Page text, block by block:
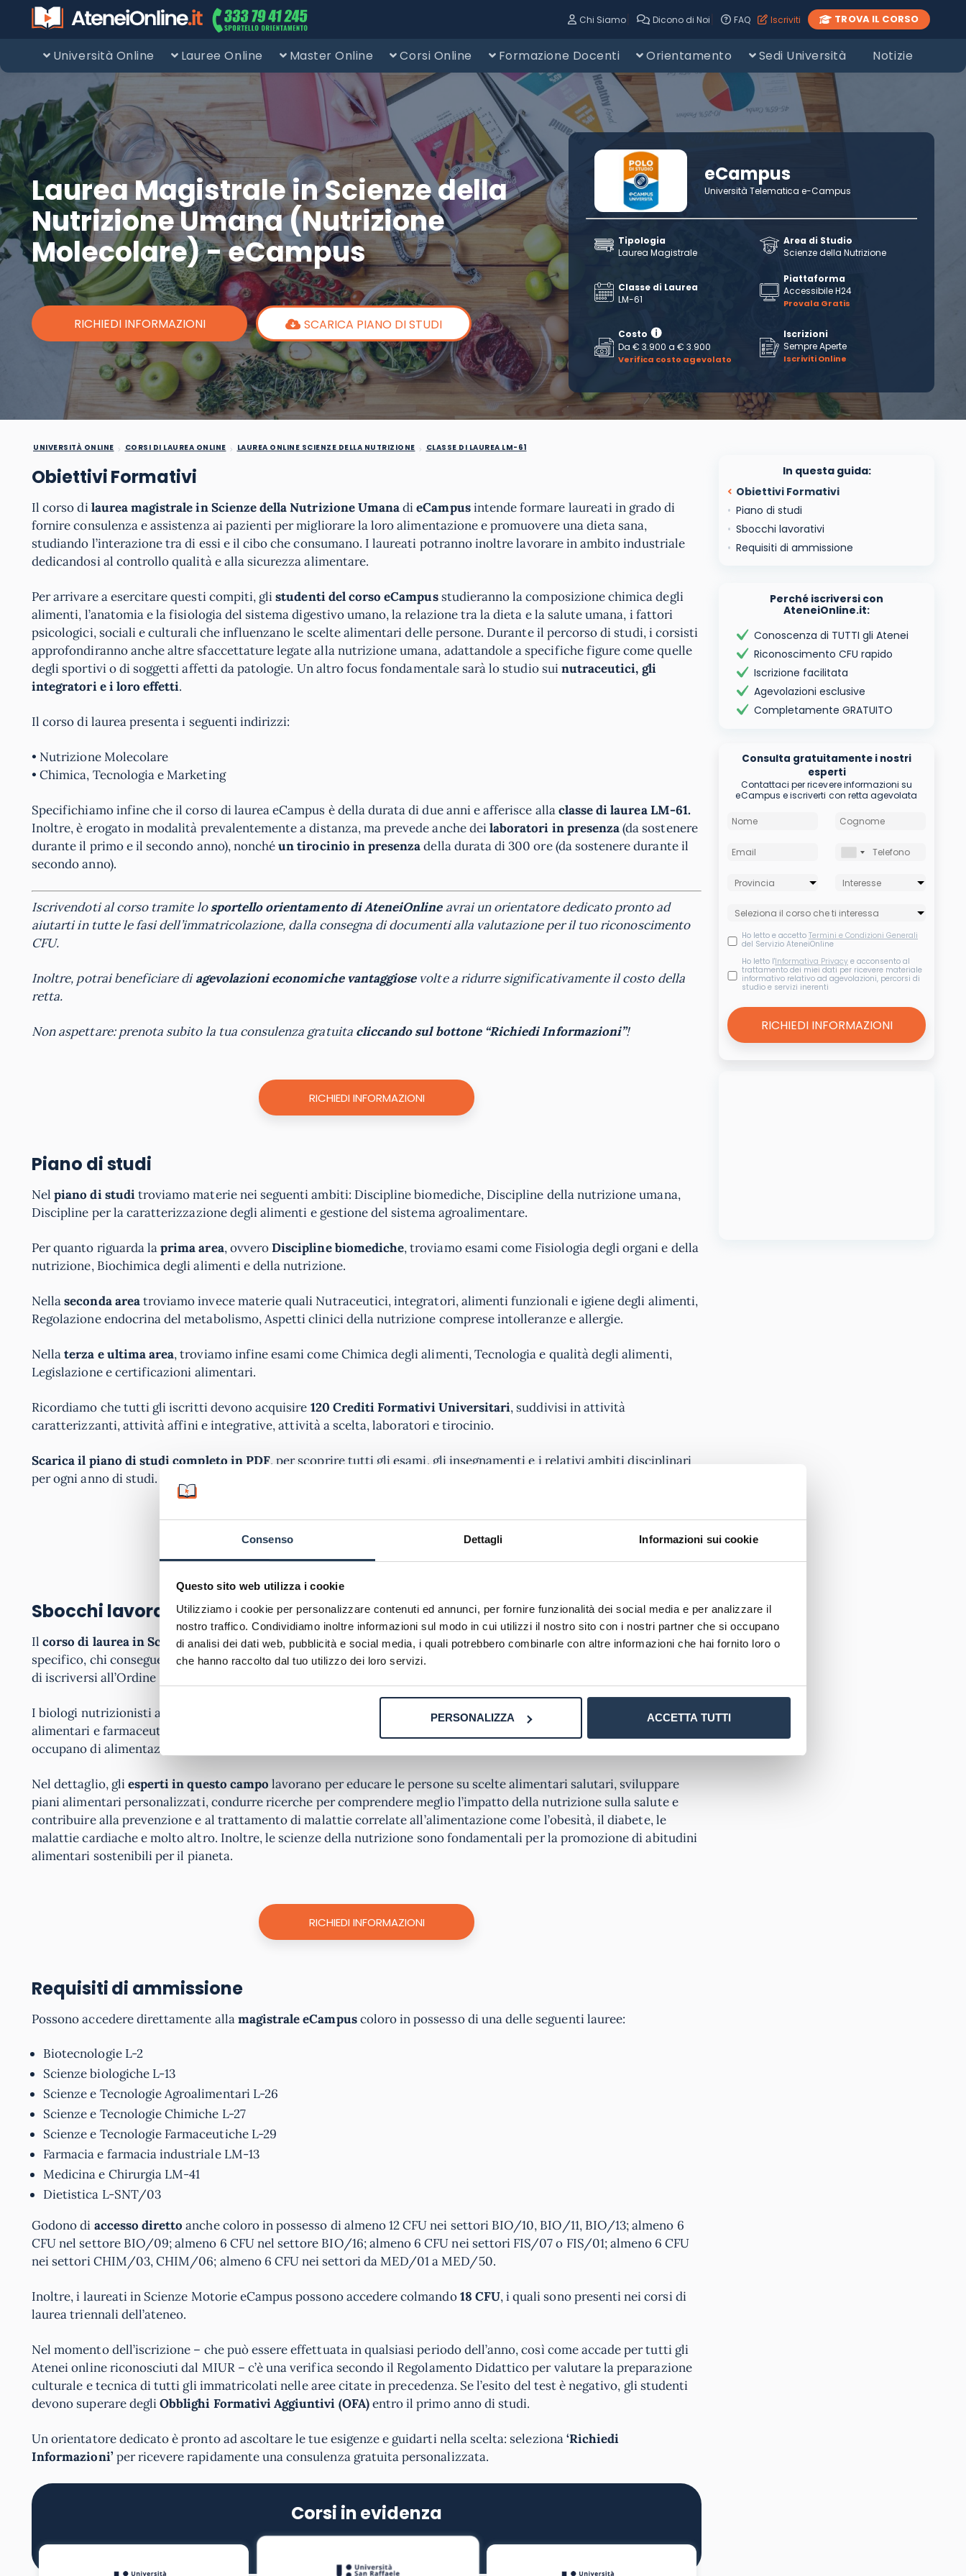
Consenso Dettagli Informazioni sui cookie
Questo sito web utilizza i cookie
Utilizziamo i cookie per personalizzare contenuti ed annunci, per fornire funzionalità dei social media e per analizzare il
nostro traffico. Condividiamo inoltre informazioni sul modo in cui utilizzi il nostro sito con i nostri partner che si occupano
di analisi dei dati web, pubblicità e social media, i quali potrebbero combinarle con altre informazioni che hai fornito loro o
che hanno raccolto dal tuo utilizzo dei loro servizi.
PERSONALIZZA ACCETTA TUTTI
Chi Siamo| Dicono di Noi| FAQ Iscriviti TROVA IL CORSO
Università Online Lauree Online Master Online Corsi Online Formazione Docenti Orientamento Sedi Università Notizie
Laurea Magistrale in Scienze della
Nutrizione Umana (Nutrizione
Molecolare) - eCampus
RICHIEDI INFORMAZIONI SCARICA PIANO DI STUDI
eCampus
Università Telematica e-Campus
Tipologia
Laurea Magistrale
Area di Studio
Scienze della Nutrizione
Classe di Laurea
LM-61
Piattaforma
Accessibile H24
Provala Gratis
Costo
Da € 3.900 a € 3.900
Verifica costo agevolato
Iscrizioni
Sempre Aperte
Iscriviti Online
UNIVERSITÀ ONLINE CORSI DI LAUREA ONLINE LAUREA ONLINE SCIENZE DELLA NUTRIZIONE CLASSE DI LAUREA LM-61
Obiettivi Formativi
Il corso dilaurea magistrale in Scienze della Nutrizione UmanadieCampusintende formare laureati in grado di
fornire consulenza e assistenza ai pazienti per migliorare la loro alimentazione e promuovere una dieta sana,
studiando l’interazione tra di essi e il cibo che consumano. I laureati potranno inoltre lavorare in ambito industriale
dedicandosi al controllo qualità e alla sicurezza alimentare.
Per arrivare a esercitare questi compiti, glistudenti del corso eCampusstudieranno la composizione chimica degli
alimenti, l’anatomia e la fisiologia del sistema digestivo umano, la relazione tra la dieta e la salute umana, i fattori
psicologici, sociali e culturali che influenzano le scelte alimentari delle persone. Durante il percorso di studi, i corsisti
approfondiranno anche altre sfaccettature legate alla nutrizione umana, adattandole a specifiche figure come quelle
degli sportivi o di soggetti affetti da patologie. Un altro focus fondamentale sarà lo studio suinutraceutici, gli
integratori e i loro effetti.
Il corso di laurea presenta i seguenti indirizzi:
• Nutrizione Molecolare
• Chimica, Tecnologia e Marketing
Specifichiamo infine che il corso di laurea eCampus è della durata di due anni e afferisce allaclasse di laurea LM-61.
Inoltre, è erogato in modalità prevalentemente a distanza, ma prevede anche deilaboratori in presenza(da sostenere
durante il primo e il secondo anno), nonchéun tirocinio in presenzadella durata di 300 ore (da sostenere durante il
secondo anno).
Iscrivendoti al corso tramite losportello orientamento diAteneiOnlineavrai un orientatore dedicato pronto ad
aiutarti in tutte le fasi dell’immatricolazione, dalla consegna di documenti alla valutazione per il tuo riconoscimento
CFU.
Inoltre, potrai beneficiare diagevolazioni economiche vantaggiosevolte a ridurre significativamente il costo della
retta.
Non aspettare: prenota subito la tua consulenza gratuitacliccando sul bottone “Richiedi Informazioni”!
RICHIEDI INFORMAZIONI
Piano di studi
Nelpiano di studitroviamo materie nei seguenti ambiti: Discipline biomediche, Discipline della nutrizione umana,
Discipline per la caratterizzazione degli alimenti e gestione del sistema agroalimentare.
Per quanto riguarda laprima area, ovveroDiscipline biomediche, troviamo esami come Fisiologia degli organi e della
nutrizione, Biochimica degli alimenti e della nutrizione.
Nellaseconda areatroviamo invece materie quali Nutraceutici, integratori, alimenti funzionali e igiene degli alimenti,
Regolazione endocrina del metabolismo, Aspetti clinici della nutrizione comprese intolleranze e allergie.
Nellaterza e ultima area, troviamo infine esami come Chimica degli alimenti, Tecnologia e qualità degli alimenti,
Legislazione e certificazioni alimentari.
Ricordiamo che tutti gli iscritti devono acquisire 120 Crediti Formativi Universitari, suddivisi in attività
caratterizzanti, attività affini e integrative, attività a scelta, laboratori e tirocinio.
Scarica il piano di studi completo in PDF, per scoprire tutti gli esami, gli insegnamenti e i relativi ambiti disciplinari
per ogni anno di studi.
Sbocchi lavorativi
Ilcorso di laurea inScienze della Nutrizione Umana eCampusprepara alla professione di nutrizionista. Nello
specifico, chi consegue questa laurea magistrale può accedere all’esame di Stato da Biologo, che se superato consente
di iscriversi all’Ordine Nazionale dei Biologi nella sezione A, così da esercitare la professione a pieno titolo.
I biologi nutrizionisti abilitati possono svolgere le proprie mansioni all’interno delleseguenti realtà
alimentari e farmaceutiche, istituzioni scolastiche, aziende di distribuzione e di ristorazione, istituzioni ed enti che si
occupano di alimentazione.
Nel dettaglio, gliesperti in questo campo lavorano per educare le persone su scelte alimentari salutari, sviluppare
piani alimentari personalizzati, condurre ricerche per comprendere meglio l’impatto della nutrizione sulla salute e
contribuire alla prevenzione e al trattamento di malattie correlate all’alimentazione come l’obesità, il diabete, le
malattie cardiache e molto altro. Inoltre, le scienze della nutrizione sono fondamentali per la promozione di abitudini
alimentari sostenibili per il pianeta.
RICHIEDI INFORMAZIONI
Requisiti di ammissione
Possono accedere direttamente allamagistrale eCampuscoloro in possesso di una delle seguenti lauree:
Biotecnologie L-2
Scienze biologiche L-13
Scienze e Tecnologie Agroalimentari L-26
Scienze e Tecnologie Chimiche L-27
Scienze e Tecnologie Farmaceutiche L-29
Farmacia e farmacia industriale LM-13
Medicina e Chirurgia LM-41
Dietistica L-SNT/03
Godono di accesso diretto anche coloro in possesso di almeno 12 CFU nei settori BIO/10, BIO/11, BIO/13; almeno 6
CFU nel settore BIO/09; almeno 6 CFU nel settore BIO/16; almeno 6 CFU nei settori FIS/07 o FIS/01; almeno 6 CFU
nei settori CHIM/03, CHIM/06; almeno 6 CFU nei settori da MED/01 a MED/50.
Inoltre, i laureati in Scienze Motorie eCampus possono accedere colmando18 CFU, i quali sono presenti nei corsi di
laurea triennali dell’ateneo.
Nel momento dell’iscrizione – che può essere effettuata in qualsiasi periodo dell’anno, così come accade per tutti gli
Atenei online riconosciuti dal MIUR – c’è una verifica secondo il Regolamento Didattico per valutare la preparazione
culturale e tecnica di tutti gli immatricolati nelle aree citate in precedenza. Se l’esito del test è negativo, gli studenti
devono superare degliObblighi Formativi Aggiuntivi (OFA)entro il primo anno di studi.
Un orientatore dedicato è pronto ad ascoltare le tue esigenze e guidarti nella scelta: seleziona‘Richiedi
Informazioni’per ricevere rapidamente una consulenza gratuita personalizzata.
Corsi in evidenza
In questa guida:
Obiettivi Formativi
Piano di studi
Sbocchi lavorativi
Requisiti di ammissione
Perché iscriversi con
AteneiOnline.it:
Conoscenza di TUTTI gli Atenei
Riconoscimento CFU rapido
Iscrizione facilitata
Agevolazioni esclusive
Completamente GRATUITO
Consulta gratuitamente i nostri
esperti
Contattaci per ricevere informazioni su
eCampus e iscriverti con retta agevolata
Ho letto e accetto Termini e Condizioni Generali
del Servizio AteneiOnline
Ho letto l'Informativa Privacy e acconsento al
trattamento dei miei dati per ricevere materiale
informativo relativo ad agevolazioni, percorsi di
studio e servizi inerenti